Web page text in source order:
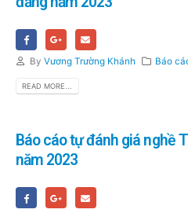
By Vương Trường Khánh Báo
READ MORE...
Báo cáo tự đánh giá nghề
năm 2023